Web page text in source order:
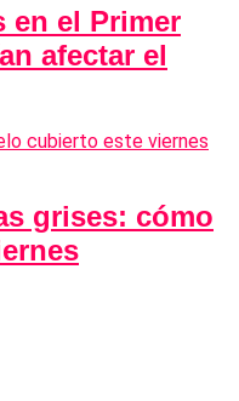
en el Primer
afectar el
grises: cómo